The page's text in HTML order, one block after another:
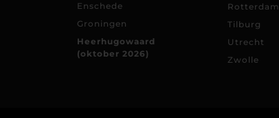
Enschede
Groningen
Heerhugowaard
(oktober 2026)
Rotterdam
Tilburg
Utrecht
Zwolle